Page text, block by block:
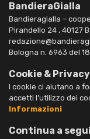
BandieraGialla
Bandieragialla –
Pirandello 24 , 40127
Bologna n. 6963 del
Cookie & Privacy
I cookie ci aiutano a
accetti l’utilizzo dei
Informazioni
Continua a